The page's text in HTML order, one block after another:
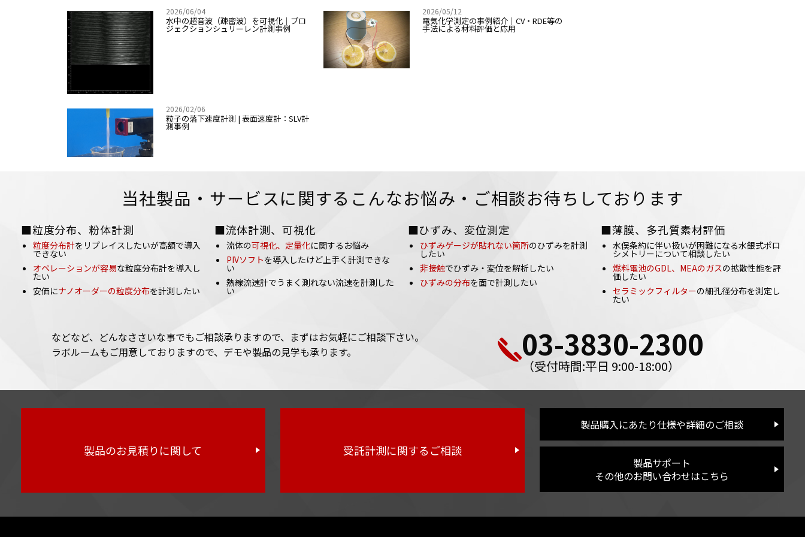
2026/06/04
水中の超音波（疎密波）を可視化｜プロ
ジェクションシュリーレン計測事例
2026/05/12
電気化学測定の事例紹介｜CV・RDE等の
手法による材料評価と応用
2026/02/06
粒子の落下速度計測 | 表面速度計：SLV計
測事例
当社製品・サービスに関するこんなお悩み・ご相談お待ちしております
■粒度分布、粉体計測
粒度分布計をリプレイスしたいが高額で導入
できない
オペレーションが容易な粒度分布計を導入し
たい
安価にナノオーダーの粒度分布を計測したい
■流体計測、可視化
流体の可視化、定量化に関するお悩み
PIVソフトを導入したけど上手く計測できな
い
熱線流速計でうまく測れない流速を計測した
い
■ひずみ、変位測定
ひずみゲージが貼れない箇所のひずみを計測
したい
非接触でひずみ・変位を解析したい
ひずみの分布を面で計測したい
■薄膜、多孔質素材評価
水俣条約に伴い扱いが困難になる水銀式ポロ
シメトリーについて相談したい
燃料電池のGDL、MEAのガスの拡散性能を評
価したい
セラミックフィルターの細孔径分布を測定し
たい
などなど、どんなささいな事でもご相談承りますので、まずはお気軽にご相談下さい。
ラボルームもご用意しておりますので、デモや製品の見学も承ります。
03-3830-2300
（受付時間:平日 9:00-18:00）
製品のお見積りに関して 受託計測に関するご相談
製品購入にあたり仕様や詳細のご相談
製品サポート
その他のお問い合わせはこちら